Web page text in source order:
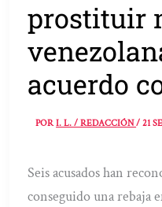
prostituir
acuerdo
PORI. L. / REDACCIÓN/21
Seis acusados han
conseguido una rebaja